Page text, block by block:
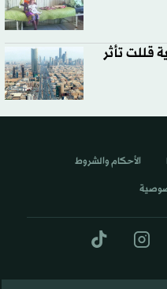
قللت تأثر
الأحكام والشروط